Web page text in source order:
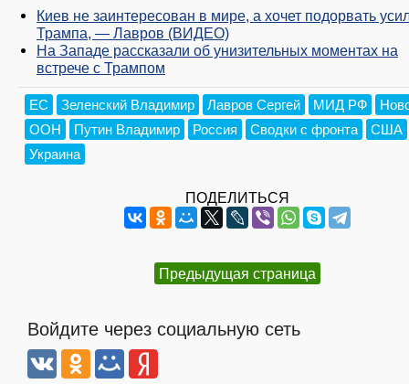
Киев не заинтересован в мире, а хочет подорвать
Трампа, — Лавров (ВИДЕО)
На Западе рассказали об унизительных моментах на
встрече с Трампом
ЕС Зеленский Владимир Лавров Сергей МИД РФ
ООН
Путин Владимир Россия Сводки с фронта
США
Украина
ПОДЕЛИТЬСЯ
Предыдущая страница
Войдите через социальную сеть